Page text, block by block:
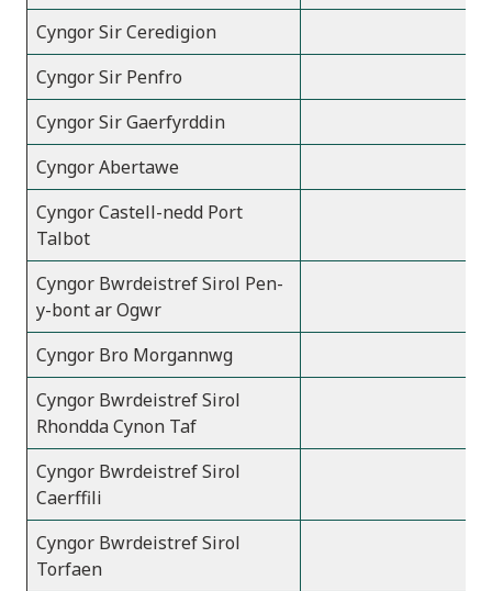
Cyngor Sir Ceredigion
Cyngor Sir Penfro
Cyngor Sir Gaerfyrddin
Cyngor Abertawe
Cyngor Castell-nedd Port
Talbot
Cyngor Bwrdeistref Sirol Pen-
y-bont ar Ogwr
Cyngor Bro Morgannwg
Cyngor Bwrdeistref Sirol
Rhondda Cynon Taf
Cyngor Bwrdeistref Sirol
Caerffili
Cyngor Bwrdeistref Sirol
Torfaen